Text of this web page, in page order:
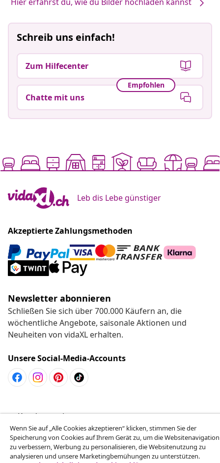
Schreib uns einfach!
Zum Hilfecenter
Empfohlen
Chatte mit uns
Leb dis Lebe günstiger
Akzeptierte Zahlungsmethoden
Newsletter abonnieren
Schließen Sie sich über 700.000 Käufern an, die
wöchentliche Angebote, saisonale Aktionen und
Neuheiten von vidaXL erhalten.
Unsere Social-Media-Accounts
Kundenservice
Business
Wenn Sie auf „Alle Cookies akzeptieren“ klicken, stimmen Sie der
Speicherung von Cookies auf Ihrem Gerät zu, um die Websitenavigation
zu verbessern, Werbung zu personalisieren, die Websitenutzung zu
analysieren und unsere Marketingbemühungen zu unterstützen.